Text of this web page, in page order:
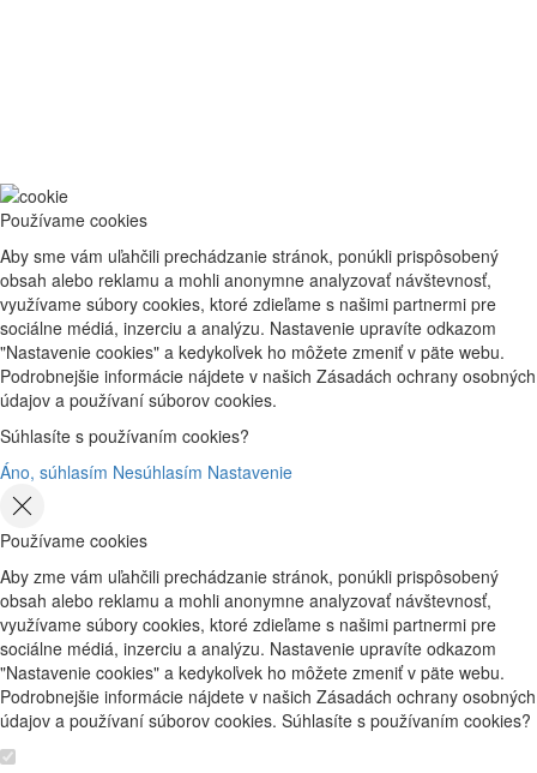
Používame cookies
Aby sme vám uľahčili prechádzanie stránok, ponúkli prispôsobený
obsah alebo reklamu a mohli anonymne analyzovať návštevnosť,
využívame súbory cookies, ktoré zdieľame s našimi partnermi pre
sociálne médiá, inzerciu a analýzu. Nastavenie upravíte odkazom
"Nastavenie cookies" a kedykoľvek ho môžete zmeniť v päte webu.
Podrobnejšie informácie nájdete v našich Zásadách ochrany osobných
údajov a používaní súborov cookies.
Súhlasíte s používaním cookies?
Áno, súhlasím Nesúhlasím Nastavenie
Používame cookies
Aby zme vám uľahčili prechádzanie stránok, ponúkli prispôsobený
obsah alebo reklamu a mohli anonymne analyzovať návštevnosť,
využívame súbory cookies, ktoré zdieľame s našimi partnermi pre
sociálne médiá, inzerciu a analýzu. Nastavenie upravíte odkazom
"Nastavenie cookies" a kedykoľvek ho môžete zmeniť v päte webu.
Podrobnejšie informácie nájdete v našich Zásadách ochrany osobných
údajov a používaní súborov cookies. Súhlasíte s používaním cookies?